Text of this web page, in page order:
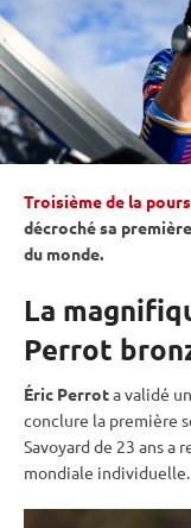
Troisième de la
décroché sa
du monde.
La
Perrot
Éric Perrota validé
conclure la première
Savoyard de 23 ans
mondiale individuelle.